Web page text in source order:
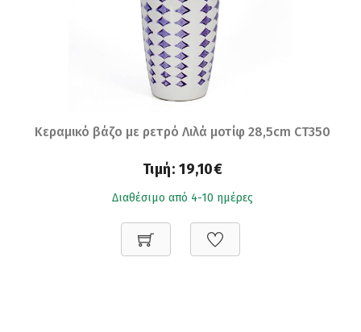
Κεραμικό βάζο με ρετρό Λιλά μοτίφ 28,5cm CT350
Τιμή: 19,10€
Διαθέσιμο από 4-10 ημέρες